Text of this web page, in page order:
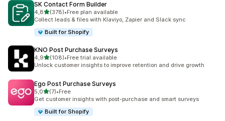
SK Contact Form Builder
4,85 yıldız üzerinden
(378)
toplam 378 değerlendirme
•Free plan available
Collect leads & files with Klaviyo, Zapier and Slack sync
Built for Shopify
KNO Post Purchase Surveys
4,95 yıldız üzerinden
(108)
toplam 108 değerlendirme
•Free trial available
Unlock customer insights to improve retention and drive growth
Ego Post Purchase Surveys
5,05 yıldız üzerinden
(7)
toplam 7 değerlendirme
•Free
Get customer insights with post-purchase and smart surveys
Built for Shopify